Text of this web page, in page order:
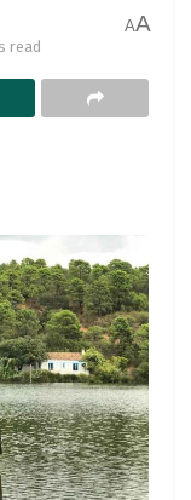
read
AA